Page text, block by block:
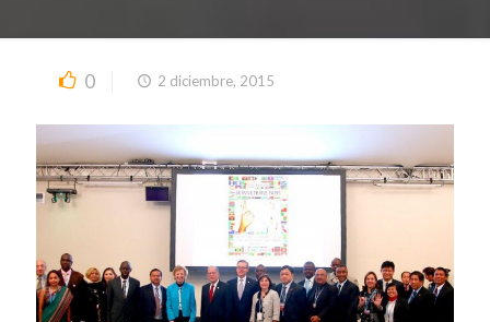
0 2 diciembre, 2015